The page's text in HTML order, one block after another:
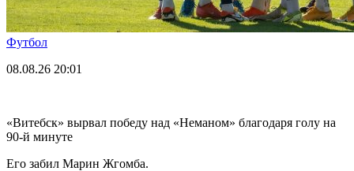
Футбол
08.08.26 20:01
«Витебск» вырвал победу над «Неманом» благодаря голу на
90-й минуте
Его забил Марин Жгомба.